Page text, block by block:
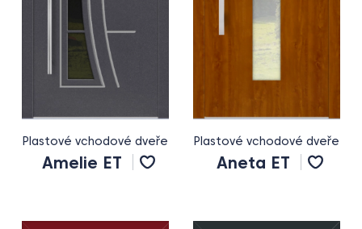
Plastové vchodové dveře
Amelie ET
Plastové vchodové dveře
Aneta ET